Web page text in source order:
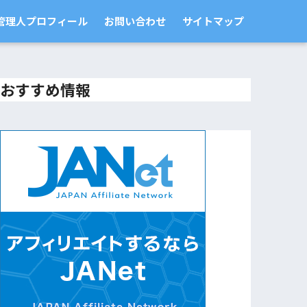
理人プロフィール お問い合わせ サイトマップ
おすすめ情報